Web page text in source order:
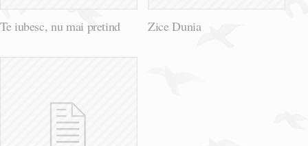
Te iubesc, nu mai pretind Zice Dunia